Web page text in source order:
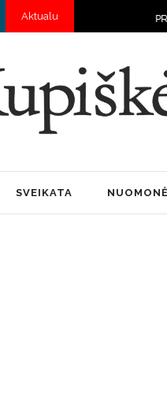
Aktualu PRIE ELEVATORIŲ
SVEIKATA